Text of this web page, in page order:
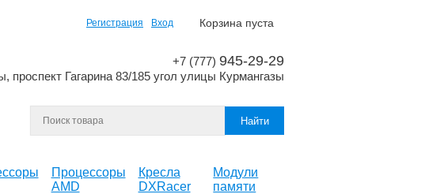
Корзина пуста
Регистрация Вход
+7 (777) 945-29-29
проспект Гагарина 83/185 угол улицы Курмангазы
Процессоры
AMD
Кресла
DXRacer
Модули
памяти